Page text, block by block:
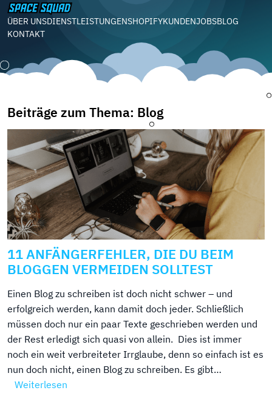
ÜBER UNSDIENSTLEISTUNGENSHOPIFYKUNDENJOBSBLOG
KONTAKT
Beiträge zum Thema: Blog
11 ANFÄNGERFEHLER, DIE DU BEIM
BLOGGEN VERMEIDEN SOLLTEST
Einen Blog zu schreiben ist doch nicht schwer – und
erfolgreich werden, kann damit doch jeder. Schließlich
müssen doch nur ein paar Texte geschrieben werden und
der Rest erledigt sich quasi von allein. Dies ist immer
noch ein weit verbreiteter Irrglaube, denn so einfach ist es
nun doch nicht, einen Blog zu schreiben. Es gibt…
Weiterlesen